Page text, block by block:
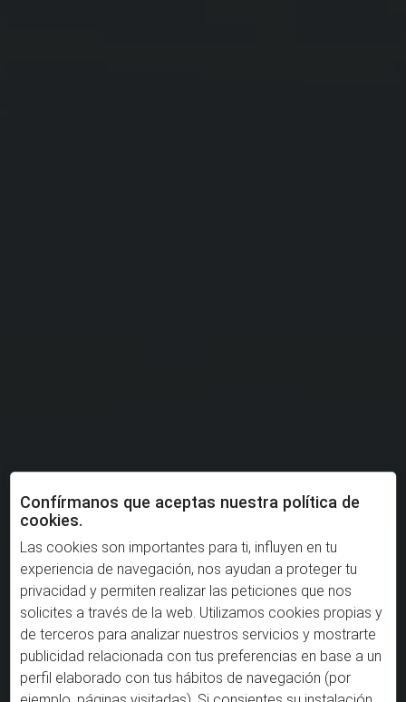
Confírmanos que aceptas nuestra política de
cookies.
Las cookies son importantes para ti, influyen en tu
experiencia de navegación, nos ayudan a proteger tu
privacidad y permiten realizar las peticiones que nos
solicites a través de la web. Utilizamos cookies propias y
de terceros para analizar nuestros servicios y mostrarte
publicidad relacionada con tus preferencias en base a un
perfil elaborado con tus hábitos de navegación (por